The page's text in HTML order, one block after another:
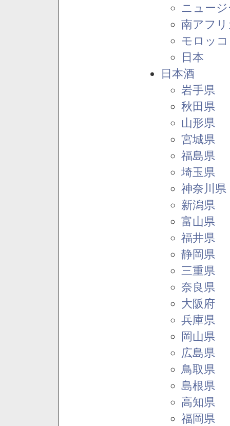
ニュー
南アフ
モロッコ
日本
日本酒
岩手県
秋田県
山形県
宮城県
福島県
埼玉県
神奈川県
新潟県
富山県
福井県
静岡県
三重県
奈良県
大阪府
兵庫県
岡山県
広島県
鳥取県
島根県
高知県
福岡県